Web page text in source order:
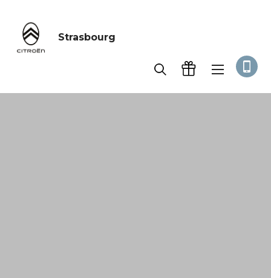
Strasbourg
Accueil